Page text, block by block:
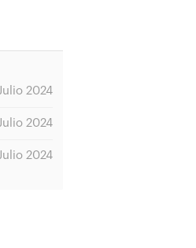
2024
2024
2024